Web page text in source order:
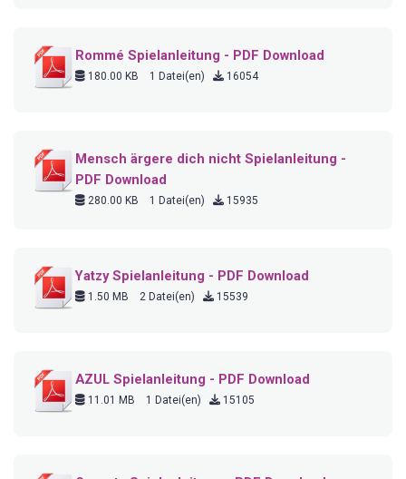
Rommé Spielanleitung - PDF Download
180.00 KB 1 Datei(en) 16054
Mensch ärgere dich nicht Spielanleitung -
PDF Download
280.00 KB 1 Datei(en) 15935
Yatzy Spielanleitung - PDF Download
1.50 MB 2 Datei(en) 15539
AZUL Spielanleitung - PDF Download
11.01 MB 1 Datei(en) 15105